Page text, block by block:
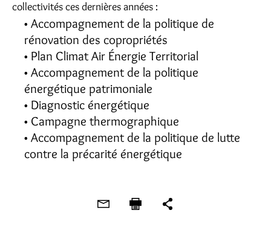
collectivités ces dernières années :
Accompagnement de la politique de
rénovation des copropriétés
Plan Climat Air Énergie Territorial
Accompagnement de la politique
énergétique patrimoniale
Diagnostic énergétique
Campagne thermographique
Accompagnement de la politique de lutte
contre la précarité énergétique